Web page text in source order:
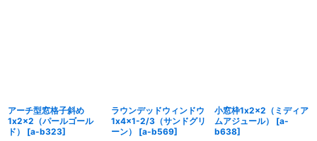
アーチ型窓格子斜め
1x2x2（パールゴール
ド）
[a-b323]
ラウンデッドウィンドウ
1x4x1-2/3（サンドグリ
ーン）
[a-b569]
小窓枠1x2x2（ミディア
ムアジュール）
[a-
b638]